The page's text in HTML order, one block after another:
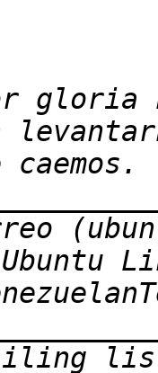
gloria